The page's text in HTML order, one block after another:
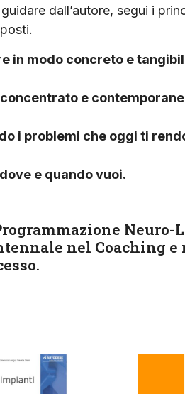
dall’autore, segui i
in modo concreto e
e
i problemi che oggi ti
e quando vuoi.
Neuro-
nel Coaching e